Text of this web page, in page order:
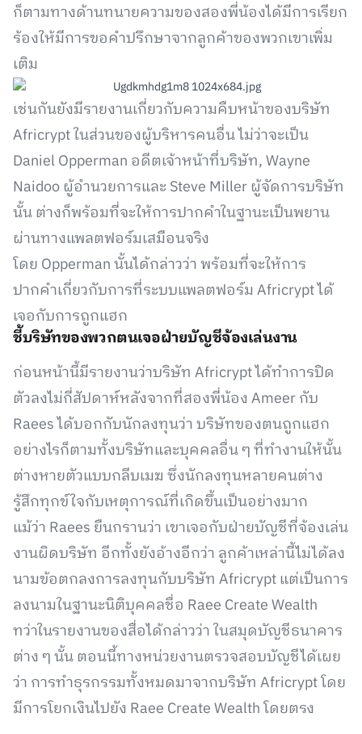
ก็ตามทางด้านทนายความของสองพี่น้องได้มีการเรียก
ร้องให้มีการขอคำปรึกษาจากลูกค้าของพวกเขาเพิ่ม
เติม
เช่นกันยังมีรายงานเกี่ยวกับความคืบหน้าของบริษัท
Africrypt ในส่วนของผู้บริหารคนอื่น ไม่ว่าจะเป็น
Daniel Opperman อดีตเจ้าหน้าที่บริษัท, Wayne
Naidoo ผู้อำนวยการและ Steve Miller ผู้จัดการบริษัท
นั้น ต่างก็พร้อมที่จะให้การปากคำในฐานะเป็นพยาน
ผ่านทางแพลตฟอร์มเสมือนจริง
โดย Opperman นั้นได้กล่าวว่า พร้อมที่จะให้การ
ปากคำเกี่ยวกับการที่ระบบแพลตฟอร์ม Africrypt ได้
เจอกับการถูกแฮก
ชี้บริษัทของพวกตนเจอฝ่ายบัญชีจ้องเล่นงาน
ก่อนหน้านี้มีรายงานว่าบริษัท Africrypt ได้ทำการปิด
ตัวลงไม่กี่สัปดาห์หลังจากที่สองพี่น้อง Ameer กับ
Raees ได้บอกกับนักลงทุนว่า บริษัทของตนถูกแฮก
อย่างไรก็ตามทั้งบริษัทและบุคคลอื่น ๆ ที่ทำงานให้นั้น
ต่างหายตัวแบบกลีบเมฆ ซึ่งนักลงทุนหลายคนต่าง
รู้สึกทุกข์ใจกับเหตุการณ์ที่เกิดขึ้นเป็นอย่างมาก
แม้ว่า Raees ยืนกรานว่า เขาเจอกับฝ่ายบัญชีที่จ้องเล่น
งานผิดบริษัท อีกทั้งยังอ้างอีกว่า ลูกค้าเหล่านี้ไม่ได้ลง
นามข้อตกลงการลงทุนกับบริษัท Africrypt แต่เป็นการ
ลงนามในฐานะนิติบุคคลชื่อ Raee Create Wealth
ทว่าในรายงานของสื่อได้กล่าวว่า ในสมุดบัญชีธนาคาร
ต่าง ๆ นั้น ตอนนี้ทางหน่วยงานตรวจสอบบัญชีได้เผย
ว่า การทำธุรกรรมทั้งหมดมาจากบริษัท Africrypt โดย
มีการโยกเงินไปยัง Raee Create Wealth โดยตรง